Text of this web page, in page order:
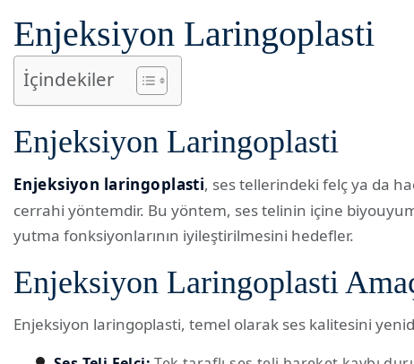
Enjeksiyon Laringoplasti
İçindekiler
Enjeksiyon Laringoplasti
Enjeksiyon laringoplasti, ses tellerindeki felç ya da
cerrahi yöntemdir. Bu yöntem, ses telinin içine
yutma fonksiyonlarının iyileştirilmesini hedefler.
Enjeksiyon Laringoplasti
Enjeksiyon laringoplasti, temel olarak ses kalitesini